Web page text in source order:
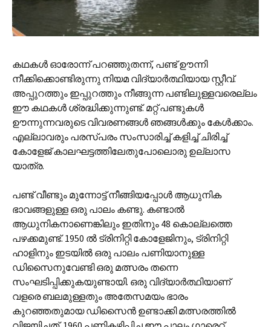
കഥകള്‍ ഓരോന്ന് പറഞ്ഞുതന്ന്, പണ്ട് ഊന്നി
നീക്കിക്കൊണ്ടിരുന്നു നിയമ വിദ്യാര്‍ത്ഥിയായ സ്റ്റീവ്.
അപ്പുറത്തും ഇപ്പുറത്തും നീങ്ങുന്ന പണ്ടിലുള്ളവരെല്ലം
ഈ കഥകള്‍ ശ്രദ്ധിക്കുന്നുണ്ട്. മറ്റ് പണ്ടുകള്‍
ഊന്നുന്നവരുടെ വിവരണങ്ങള്‍ ഞങ്ങള്‍ക്കും കേള്‍ക്കാം.
എല്ലാവരും പരസ്പരം സംസാരിച്ച് കളിച്ച് ചിരിച്ച്
കോളേജ് കാലഘട്ടത്തിലേതുപോലൊരു ഉല്ലാസ
യാത്ര.
പണ്ട് വീണ്ടും മുന്നോട്ട് നീങ്ങിയപ്പോള്‍‍ ആധുനിക
ഭാവങ്ങളുള്ള ഒരു പാലം കണ്ടു. കണ്ടാല്‍
ആധുനികനാണെങ്കിലും ഇതിനും 48 കൊല്ലത്തെ
പഴക്കമുണ്ട്. 1950 ല്‍ ട്രിനിറ്റി കോളേജിനും, ട്രിനിറ്റി
ഹാളിനും ഇടയില്‍ ഒരു പാലം പണിയാനുള്ള
ഡിസൈനുവേണ്ടി ഒരു മത്സരം തന്നെ
സംഘടിപ്പിക്കുകയുണ്ടായി. ഒരു വിദ്യാര്‍ത്ഥിയാണ്
വളരെ ബലമുള്ളതും അതേസമയം ഭാരം
കുറഞ്ഞതുമായ ഡിസൈന്‍ ഉണ്ടാക്കി മത്സരത്തില്‍